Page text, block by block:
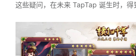
这些疑问，在未来 TapTap 诞生时，得